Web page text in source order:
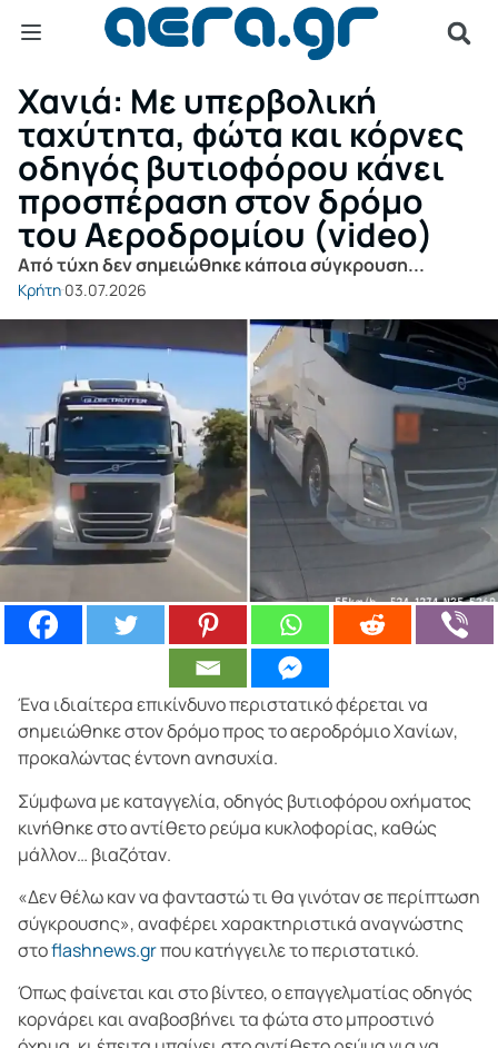
Χανιά: Με υπερβολική
ταχύτητα, φώτα και κόρνες
οδηγός βυτιοφόρου κάνει
προσπέραση στον δρόμο
του Αεροδρομίου (video)
Από τύχη δεν σημειώθηκε κάποια σύγκρουση...
Κρήτη 03.07.2026
Ένα ιδιαίτερα επικίνδυνο περιστατικό φέρεται να
σημειώθηκε στον δρόμο προς το αεροδρόμιο Χανίων,
προκαλώντας έντονη ανησυχία.
Σύμφωνα με καταγγελία, οδηγός βυτιοφόρου οχήματος
κινήθηκε στο αντίθετο ρεύμα κυκλοφορίας, καθώς
μάλλον… βιαζόταν.
«Δεν θέλω καν να φανταστώ τι θα γινόταν σε περίπτωση
σύγκρουσης», αναφέρει χαρακτηριστικά αναγνώστης
στoflashnews.grπου κατήγγειλε το περιστατικό.
Όπως φαίνεται και στο βίντεο, ο επαγγελματίας οδηγός
κορνάρει και αναβοσβήνει τα φώτα στο μπροστινό